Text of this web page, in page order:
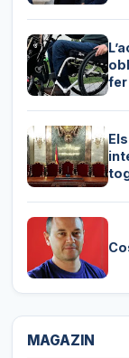
fer
MAGAZIN